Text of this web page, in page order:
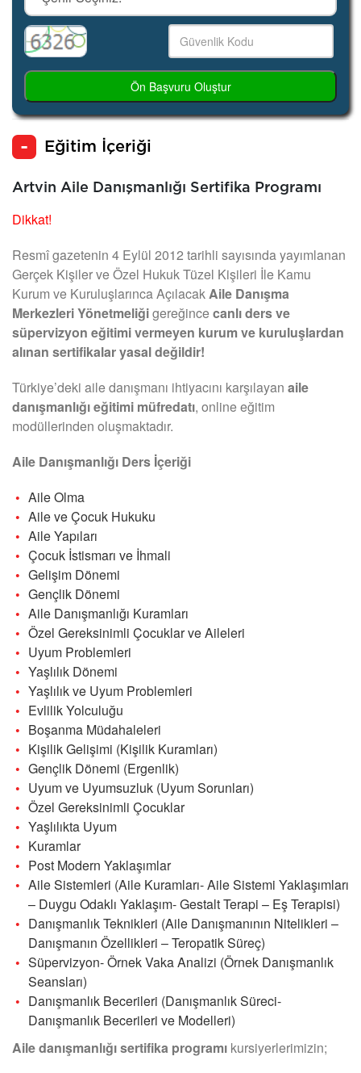
Ön Başvuru Oluştur
Eğitim İçeriği
Artvin Aile Danışmanlığı Sertifika Programı
Dikkat!
Resmî gazetenin 4 Eylül 2012 tarihli sayısında yayımlanan
Gerçek Kişiler ve Özel Hukuk Tüzel Kişileri İle Kamu
Kurum ve Kuruluşlarınca AçılacakAile Danışma
Merkezleri Yönetmeliğigereğincecanlı ders ve
süpervizyon eğitimi vermeyen kurum ve kuruluşlardan
alınan sertifikalar yasal değildir!
Türkiye’deki aile danışmanı ihtiyacını karşılayan aile
danışmanlığı eğitimi müfredatı, online eğitim
modüllerinden oluşmaktadır.
Aile Danışmanlığı Ders İçeriği
Aile Olma
Aile ve Çocuk Hukuku
Aile Yapıları
Çocuk İstismarı ve İhmali
Gelişim Dönemi
Gençlik Dönemi
Aile Danışmanlığı Kuramları
Özel Gereksinimli Çocuklar ve Aileleri
Uyum Problemleri
Yaşlılık Dönemi
Yaşlılık ve Uyum Problemleri
Evlilik Yolculuğu
Boşanma Müdahaleleri
Kişilik Gelişimi (Kişilik Kuramları)
Gençlik Dönemi (Ergenlik)
Uyum ve Uyumsuzluk (Uyum Sorunları)
Özel Gereksinimli Çocuklar
Yaşlılıkta Uyum
Kuramlar
Post Modern Yaklaşımlar
Aile Sistemleri (Aile Kuramları- Aile Sistemi Yaklaşımları
– Duygu Odaklı Yaklaşım- Gestalt Terapi – Eş Terapisi)
Danışmanlık Teknikleri (Aile Danışmanının Nitelikleri –
Danışmanın Özellikleri – Teropatik Süreç)
Süpervizyon- Örnek Vaka Analizi (Örnek Danışmanlık
Seansları)
Danışmanlık Becerileri (Danışmanlık Süreci-
Danışmanlık Becerileri ve Modelleri)
Aile danışmanlığı sertifika programı kursiyerlerimizin;